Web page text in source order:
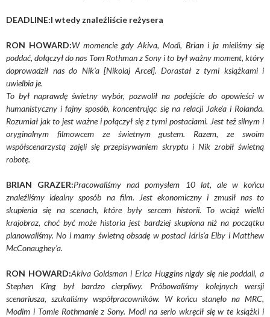
DEADLINE:I wtedy znaleźliście reżysera
RON HOWARD:W momencie gdy Akiva, Modi, Brian i ja mieliśmy się
poddać, dołączył do nas Tom Rothman z Sony i to był ważny moment, który
doprowadził nas do Nik'a [Nikolaj Arcel]. Dorastał z tymi książkami i
uwielbia je.
To był naprawdę świetny wybór, pozwolił na podejście do opowieści w
humanistyczny i fajny sposób, koncentrując się na relacji Jake'a i Rolanda.
Rozumiał jak to jest ważne i połączył się z tymi postaciami. Jest też silnym i
oryginalnym filmowcem ze świetnym gustem. Razem, ze swoim
współscenarzystą zajęli się przepisywaniem skryptu i Nik zrobił świetną
robotę.
BRIAN GRAZER:Pracowaliśmy nad pomysłem 10 lat, ale w końcu
znaleźliśmy idealny sposób na film. Jest ekonomiczny i zmusił nas to
skupienia się na scenach, które były sercem historii. To wciąż wielki
krajobraz, choć być może historia jest bardziej skupiona niż na początku
planowaliśmy. No i mamy świetną obsadę w postaci Idris'a Elby i Matthew
McConaughey'a.
RON HOWARD:Akiva Goldsman i Erica Huggins nigdy się nie poddali, a
Stephen King był bardzo cierpliwy. Próbowaliśmy kolejnych wersji
scenariusza, szukaliśmy współpracowników. W końcu stanęło na MRC,
Modim i Tomie Rothmanie z Sony. Modi na serio wkręcił się w te książki i